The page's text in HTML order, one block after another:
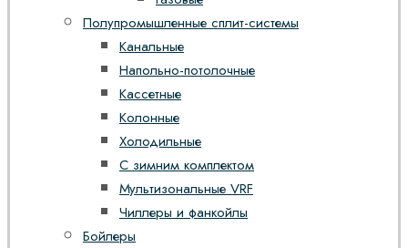
Полупромышленные сплит-системы
Канальные
Напольно-потолочные
Кассетные
Колонные
Холодильные
С зимним комплектом
Мультизональные VRF
Чиллеры и фанкойлы
Бойлеры